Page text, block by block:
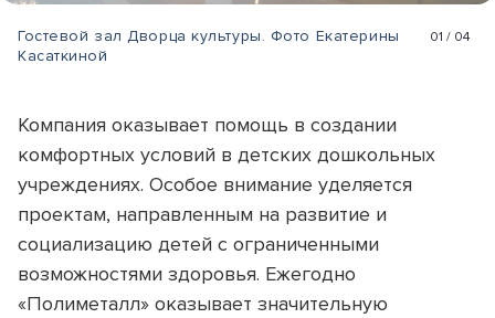
Гостевой зал Дворца культуры. Фото Екатерины
Касаткиной
01 / 04
Компания оказывает помощь в создании
комфортных условий в детских дошкольных
учреждениях. Особое внимание уделяется
проектам, направленным на развитие и
социализацию детей с ограниченными
возможностями здоровья. Ежегодно
«Полиметалл» оказывает значительную